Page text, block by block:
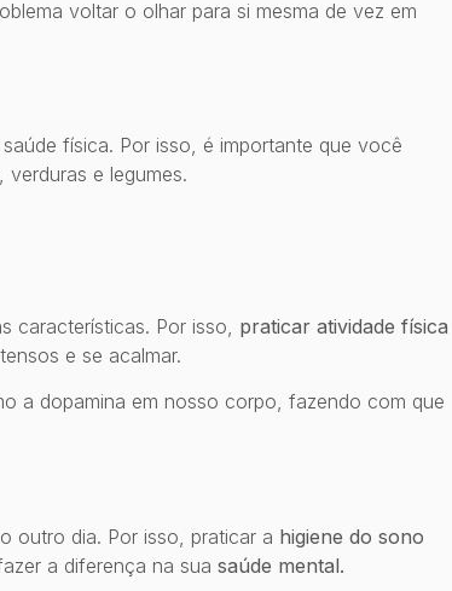
voltar o olhar para si mesma de vez em
física. Por isso, é importante que você
e legumes.
características. Por isso, praticar atividade física
e se acalmar.
a dopamina em nosso corpo, fazendo com que
outro dia. Por isso, praticar a higiene do sono
a diferença na sua saúde mental.